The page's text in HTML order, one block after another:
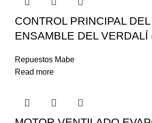
CONTROL PRINCIPAL DEL
ENSAMBLE DEL VERDALÍ
Repuestos Mabe
Read more